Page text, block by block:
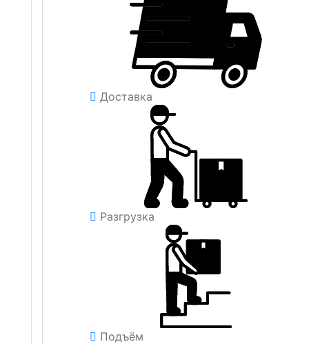
Доставка
Разгрузка
Подъём